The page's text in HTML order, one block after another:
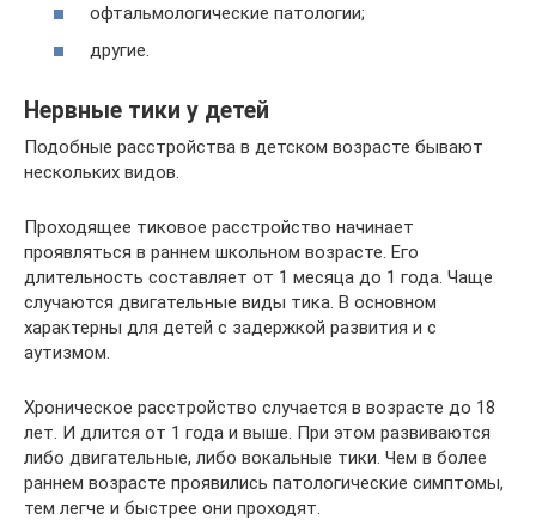
офтальмологические патологии;
другие.
Нервные тики у детей
Подобные расстройства в детском возрасте бывают
нескольких видов.
Проходящее тиковое расстройство начинает
проявляться в раннем школьном возрасте. Его
длительность составляет от 1 месяца до 1 года. Чаще
случаются двигательные виды тика. В основном
характерны для детей с задержкой развития и с
аутизмом.
Хроническое расстройство случается в возрасте до 18
лет. И длится от 1 года и выше. При этом развиваются
либо двигательные, либо вокальные тики. Чем в более
раннем возрасте проявились патологические симптомы,
тем легче и быстрее они проходят.